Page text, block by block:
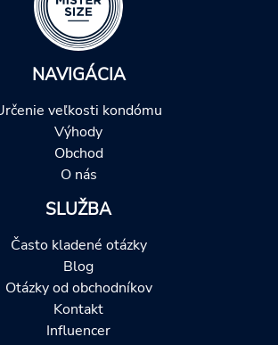
NAVIGÁCIA
veľkosti kondómu
Výhody
Obchod
O nás
SLUŽBA
Často kladené otázky
Blog
Otázky od obchodníkov
Kontakt
Influencer